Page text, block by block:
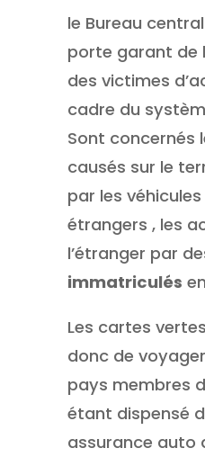
le Bureau
porte garant de
des victimes
cadre du
Sont concernés
causés sur le
par les
étrangers , les
l’étranger par
immatriculés
Les cartes
donc de
pays membres
étant dispensé
assurance auto